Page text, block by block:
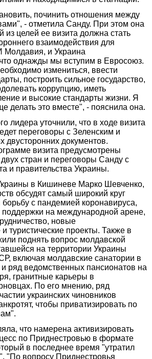
починить отношения между
- отметила Санду. При этом она
из целей ее визита должна стать
взаимодействия для
Молдавия, и Украина
однажды мы вступим в Евросоюз.
измениться, ввести
построить сильное государство,
коррупцию, иметь
и высокие стандарты жизни. Я
делать это вместе", - пояснила она.
лидера уточнили, что в ходе визита
переговоры с Зеленским и
двусторонних документов.
визита предусмотрены
двух стран и переговоры Санду с
и правительства Украины.
в Кишиневе Марко Шевченко,
обсудят самый широкий круг
с пандемией коронавируса,
на международной арене,
новые
туристические проекты. Также в
поднять вопрос молдавской
на территории Украины
включая молдавские санатории в
ряд ведомственных пансионатов на
гранитные карьеры в
По его мнению, ряд
украинских чиновников
чтобы приватизировать по
что намерена активизировать
по Приднестровью в формате
в последнее время "утратил
"По вопросу Приднестровья